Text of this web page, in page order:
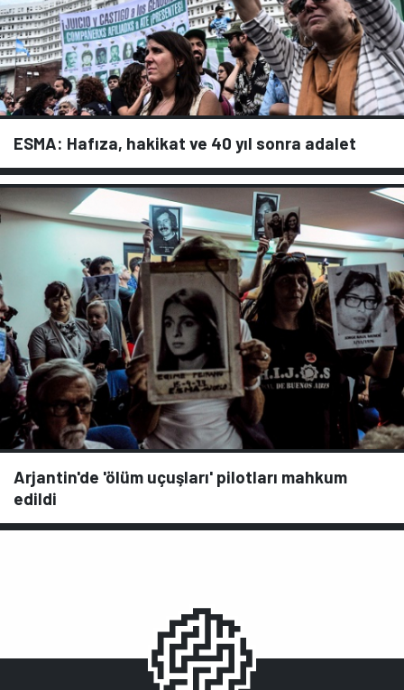
ESMA: Hafıza, hakikat ve 40 yıl sonra adalet
Arjantin'de 'ölüm uçuşları' pilotları mahkum
edildi